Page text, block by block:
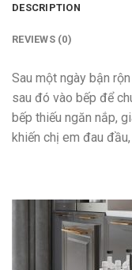
DESCRIPTION
REVIEWS (0)
Sau một ngày bận
sau đó vào bếp để
bếp thiếu ngăn nắp,
khiến chị em đau